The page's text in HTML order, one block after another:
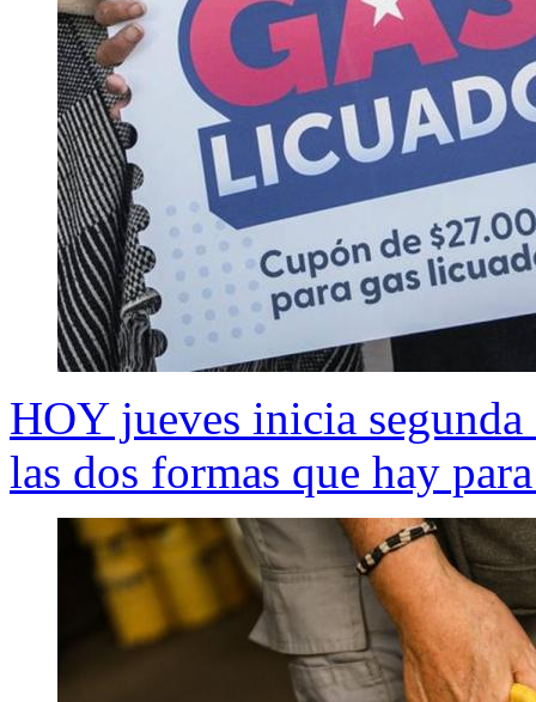
HOY jueves inicia
las dos formas que hay